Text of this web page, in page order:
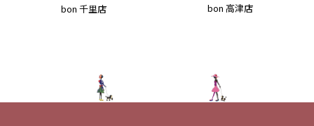
bon 千里店 bon 高津店